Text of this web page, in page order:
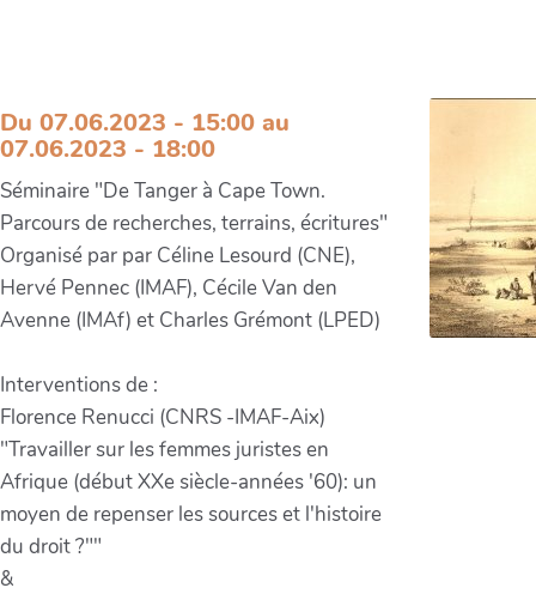
Du 07.06.2023 - 15:00 au
07.06.2023 - 18:00
Séminaire "De Tanger à Cape Town.
Parcours de recherches, terrains, écritures"
Organisé par par Céline Lesourd (CNE),
Hervé Pennec (IMAF), Cécile Van den
Avenne (IMAf) et Charles Grémont (LPED)
Interventions de :
Florence Renucci (CNRS -IMAF-Aix)
"Travailler sur les femmes juristes en
Afrique (début XXe siècle-années '60): un
moyen de repenser les sources et l'histoire
du droit ?""
&